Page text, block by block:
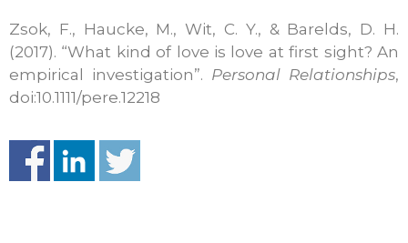
Zsok, F., Haucke, M., Wit, C. Y., & Barelds, D. H.
(2017). “What kind of love is love at first sight? An
empirical investigation”. Personal Relationships,
doi:10.1111/pere.12218